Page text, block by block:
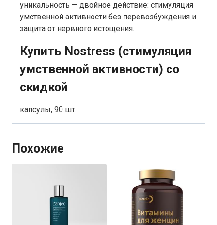
уникальность — двойное действие: стимуляция
умственной активности без перевозбуждения и
защита от нервного истощения.
Купить Nostress (стимуляция
умственной активности) со
скидкой
капсулы, 90 шт.
Похожие